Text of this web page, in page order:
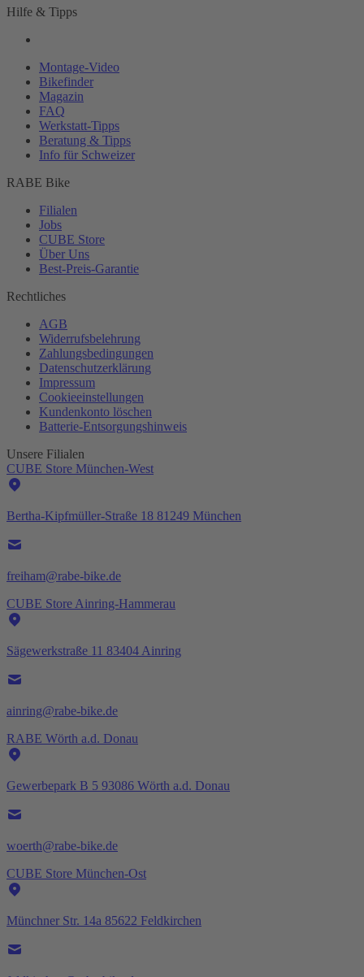
Hilfe & Tipps
Montage-Video
Bikefinder
Magazin
FAQ
Werkstatt-Tipps
Beratung & Tipps
Info für Schweizer
RABE Bike
Filialen
Jobs
CUBE Store
Über Uns
Best-Preis-Garantie
Rechtliches
AGB
Widerrufsbelehrung
Zahlungsbedingungen
Datenschutzerklärung
Impressum
Cookieeinstellungen
Kundenkonto löschen
Batterie-Entsorgungshinweis
Unsere Filialen
CUBE Store München-West
Bertha-Kipfmüller-Straße 18 81249 München
freiham@rabe-bike.de
CUBE Store Ainring-Hammerau
Sägewerkstraße 11 83404 Ainring
ainring@rabe-bike.de
RABE Wörth a.d. Donau
Gewerbepark B 5 93086 Wörth a.d. Donau
woerth@rabe-bike.de
CUBE Store München-Ost
Münchner Str. 14a 85622 Feldkirchen